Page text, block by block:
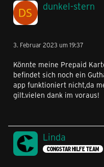
dunkel-stern
3. Februar 2023 um 19:37
Könnte meine Prepaid
befindet sich noch ein
app funktioniert nicht,da
gilt.vielen dank im voraus!
Linda
CONGSTAR HILFE TEAM